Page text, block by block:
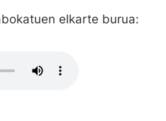
elkarte burua: